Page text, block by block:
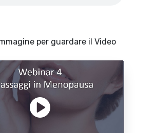
per guardare il Video